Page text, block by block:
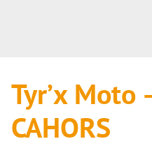
Tyr’x Moto
CAHORS